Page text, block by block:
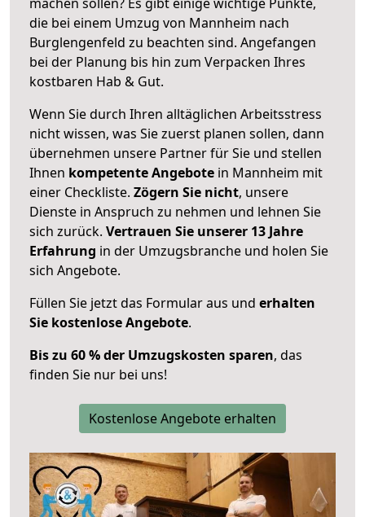
die bei einem Umzug von Mannheim nach
Burglengenfeld zu beachten sind. Angefangen
bei der Planung bis hin zum Verpacken Ihres
kostbaren Hab & Gut.
Wenn Sie durch Ihren alltäglichen Arbeitsstress
nicht wissen, was Sie zuerst planen sollen, dann
übernehmen unsere Partner für Sie und stellen
Ihnen kompetente Angebote in Mannheim mit
einer Checkliste. Zögern Sie nicht, unsere
Dienste in Anspruch zu nehmen und lehnen Sie
sich zurück. Vertrauen Sie unserer 13 Jahre
Erfahrung in der Umzugsbranche und holen Sie
sich Angebote.
Füllen Sie jetzt das Formular aus und erhalten
Sie kostenlose Angebote.
Bis zu 60 % der Umzugskosten sparen, das
finden Sie nur bei uns!
Kostenlose Angebote erhalten